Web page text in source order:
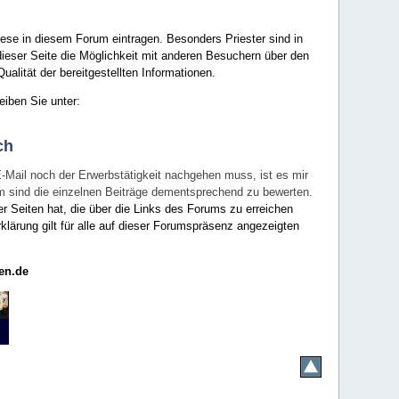
in diesem Forum eintragen. Besonders Priester sind in
Seite die Möglichkeit mit anderen Besuchern über den
der bereitgestellten Informationen.
Sie unter:
noch der Erwerbstätigkeit nachgehen muss, ist es mir
die einzelnen Beiträge dementsprechend zu bewerten.
Seiten hat, die über die Links des Forums zu erreichen
gilt für alle auf dieser Forumspräsenz angezeigten